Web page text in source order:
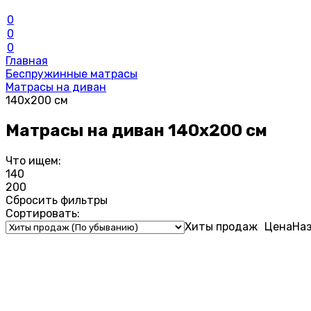
0
0
0
Главная
Беспружинные матрасы
Матрасы на диван
140x200 см
Матрасы на диван 140x200 см
Что ищем:
140
200
Сбросить фильтры
Сортировать:
Хиты продаж Цена